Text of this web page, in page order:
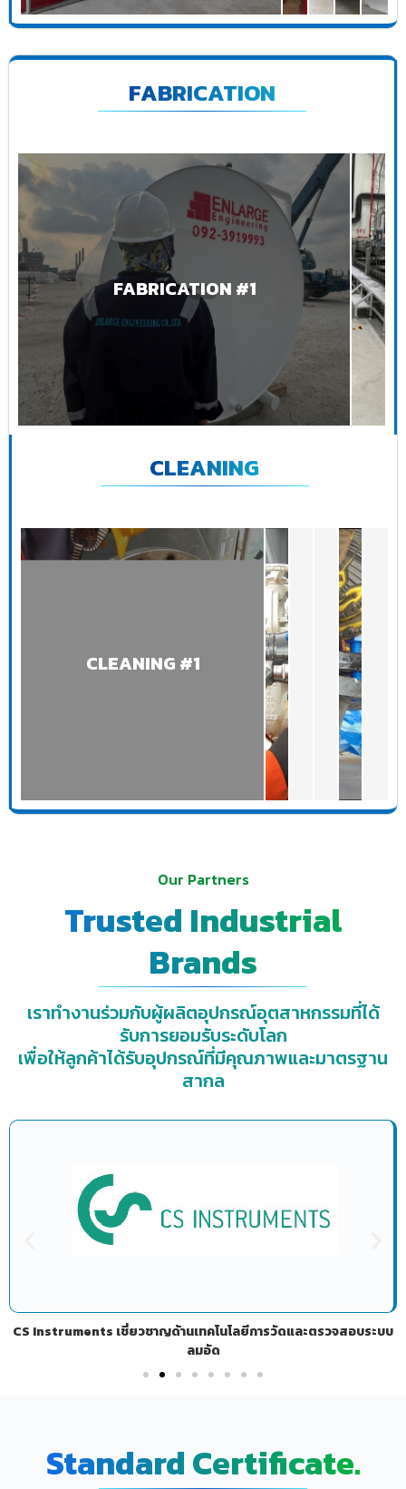
FABRICATION
FABRICATION #1
CLEANING
CLEANING #1
Our Partners
Trusted Industrial
Brands
เราทำงานร่วมกับผู้ผลิตอุปกรณ์อุตสาหกรรมที่ได้
รับการยอมรับระดับโลก
เพื่อให้ลูกค้าได้รับอุปกรณ์ที่มีคุณภาพและมาตรฐาน
สากล
CS Instruments เชี่ยวชาญด้านเทคโนโลยีการวัดและตรวจสอบระบบ
ลมอัด
Standard Certificate.